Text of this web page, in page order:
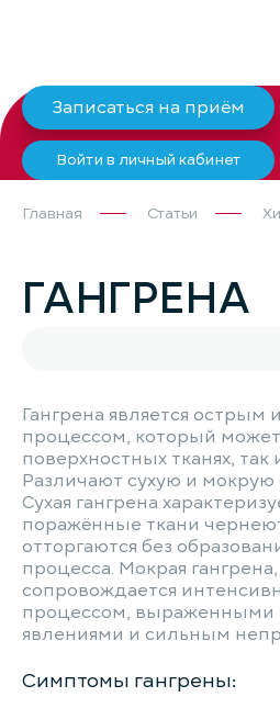
Записаться на приём
Войти в личный кабинет
Главная Статьи
ГАНГРЕНА
Гангрена является острым
процессом, который может
поверхностных тканях, так
Различают сухую и
Сухая гангрена
поражённые ткани
отторгаются без
процесса. Мокрая
сопровождается
процессом, выраженными
явлениями и сильным
Симптомы гангрены: